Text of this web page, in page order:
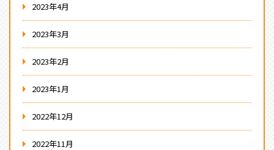
2023年4月
2023年3月
2023年2月
2023年1月
2022年12月
2022年11月